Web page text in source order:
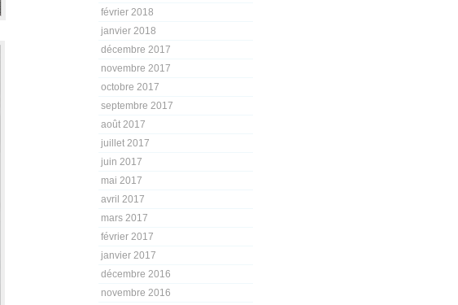
février 2018
janvier 2018
décembre 2017
novembre 2017
octobre 2017
septembre 2017
août 2017
juillet 2017
juin 2017
mai 2017
avril 2017
mars 2017
février 2017
janvier 2017
décembre 2016
novembre 2016